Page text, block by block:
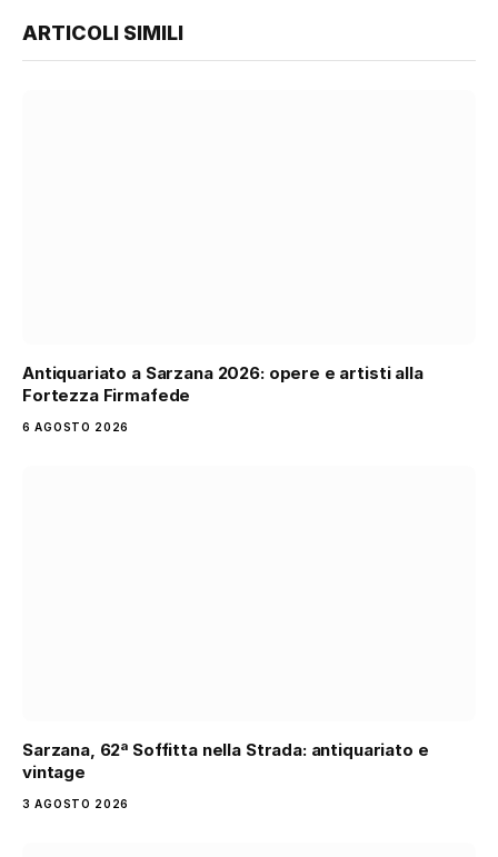
ARTICOLI SIMILI
Antiquariato a Sarzana 2026: opere e artisti alla
Fortezza Firmafede
6 AGOSTO 2026
Sarzana, 62ª Soffitta nella Strada: antiquariato e
vintage
3 AGOSTO 2026